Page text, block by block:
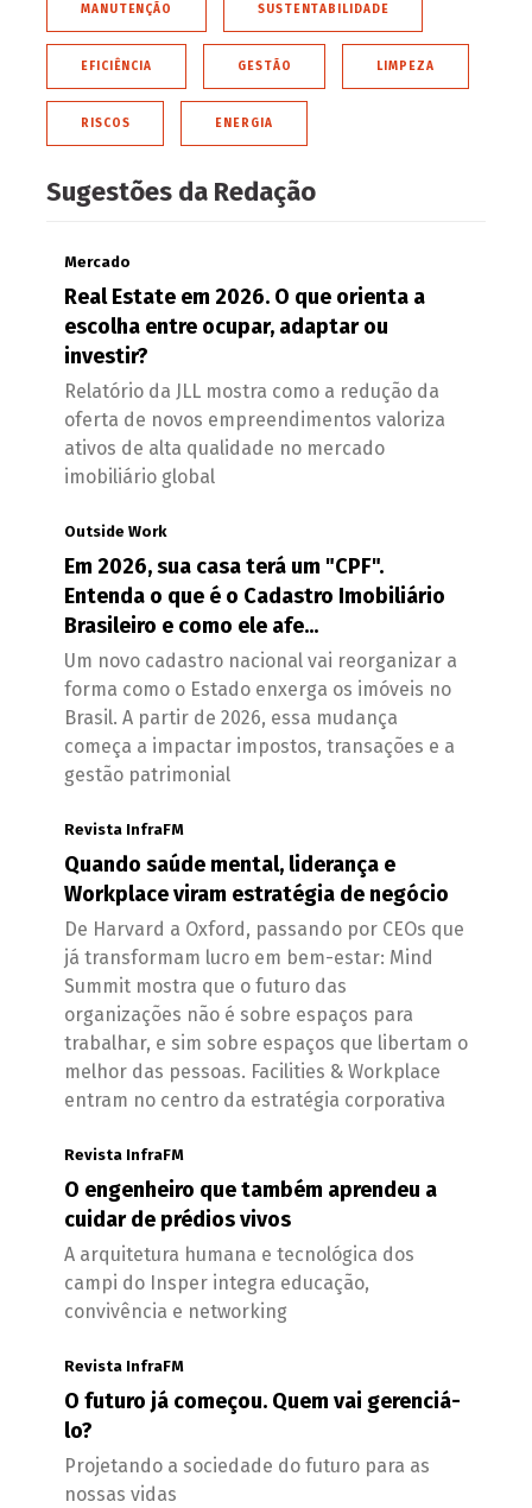
MANUTENÇÃO SUSTENTABILIDADE
EFICIÊNCIA GESTÃO LIMPEZA
RISCOS ENERGIA
Sugestões da Redação
Mercado
Real Estate em 2026. O que orienta a
escolha entre ocupar, adaptar ou
investir?
Relatório da JLL mostra como a redução da
oferta de novos empreendimentos valoriza
ativos de alta qualidade no mercado
imobiliário global
Outside Work
Em 2026, sua casa terá um "CPF".
Entenda o que é o Cadastro Imobiliário
Brasileiro e como ele afe...
Um novo cadastro nacional vai reorganizar a
forma como o Estado enxerga os imóveis no
Brasil. A partir de 2026, essa mudança
começa a impactar impostos, transações e a
gestão patrimonial
Revista InfraFM
Quando saúde mental, liderança e
Workplace viram estratégia de negócio
De Harvard a Oxford, passando por CEOs que
já transformam lucro em bem-estar: Mind
Summit mostra que o futuro das
organizações não é sobre espaços para
trabalhar, e sim sobre espaços que libertam o
melhor das pessoas. Facilities & Workplace
entram no centro da estratégia corporativa
Revista InfraFM
O engenheiro que também aprendeu a
cuidar de prédios vivos
A arquitetura humana e tecnológica dos
campi do Insper integra educação,
convivência e networking
Revista InfraFM
O futuro já começou. Quem vai gerenciá-
lo?
Projetando a sociedade do futuro para as
nossas vidas